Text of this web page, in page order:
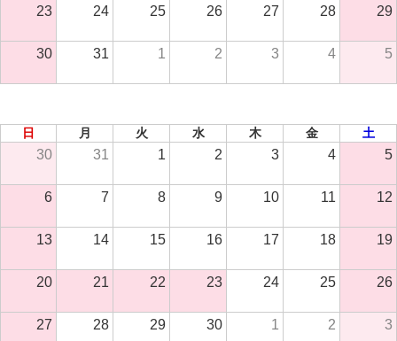
23 24 25 26 27 28 29
30 31 1 2 3 4 5
日 月 火 水 木 金 土
30 31 1 2 3 4 5
6 7 8 9 10 11 12
13 14 15 16 17 18 19
20 21 22 23 24 25 26
27 28 29 30 1 2 3